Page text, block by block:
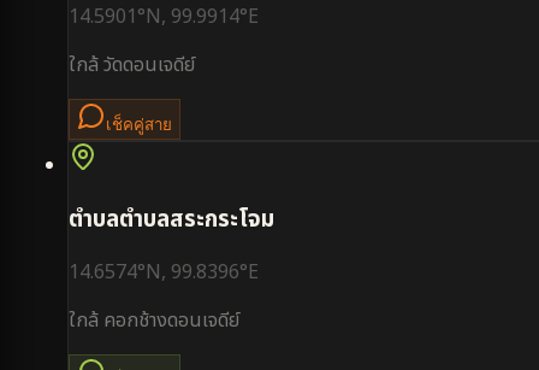
14.5901°N, 99.9914°E
ใกล้วัดดอนเจดีย์
เช็คคู่สาย
ตำบลตำบลสระกระโจม
14.6574°N, 99.8396°E
ใกล้ คอกช้างดอนเจดีย์